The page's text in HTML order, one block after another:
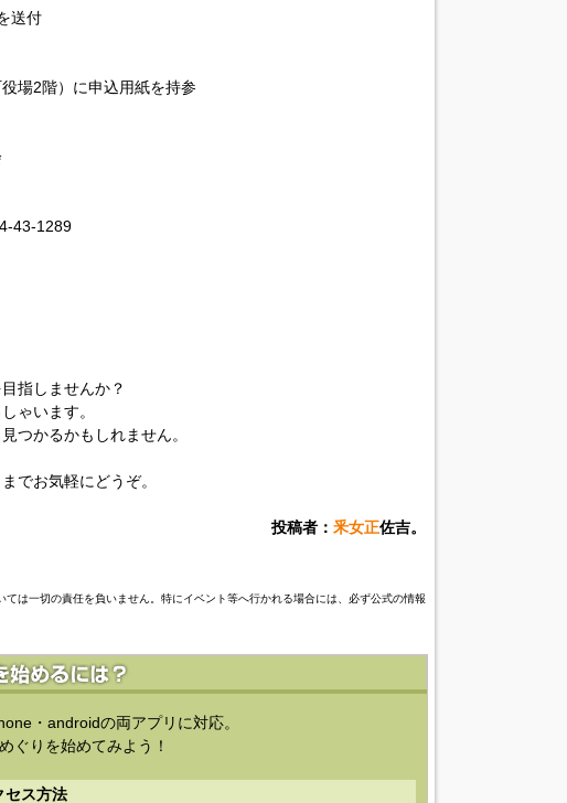
送付
場2階）に申込用紙を持参
43-1289
指しませんか？
ゃいます。
つかるかもしれません。
でお気軽にどうぞ。
投稿者： 釆女正佐吉。
は一切の責任を負いません。特にイベント等へ行かれる場合には、必ず公式の情報
・androidの両アプリに対応。
ぐりを始めてみよう！
セス方法